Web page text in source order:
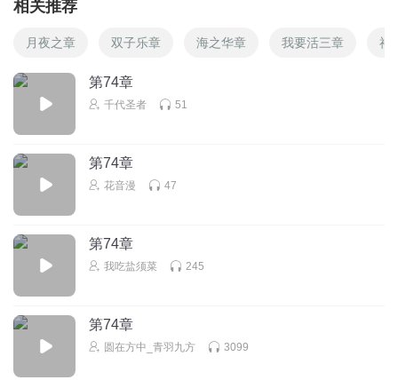
相关推荐
月夜之章 双子乐章 海之华章 我要活三章 神
第74章
千代圣者 51
第74章
花音漫 47
第74章
我吃盐须菜 245
第74章
圆在方中_青羽九方 3099